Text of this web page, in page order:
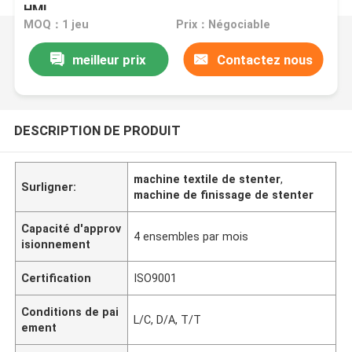
HMI
MOQ：1 jeu Prix：Négociable
meilleur prix Contactez nous
DESCRIPTION DE PRODUIT
Surligner:
machine textile de stenter,
machine de finissage de stenter
Capacité d'approv
isionnement
4 ensembles par mois
Certification ISO9001
Conditions de pai
ement
L/C, D/A, T/T